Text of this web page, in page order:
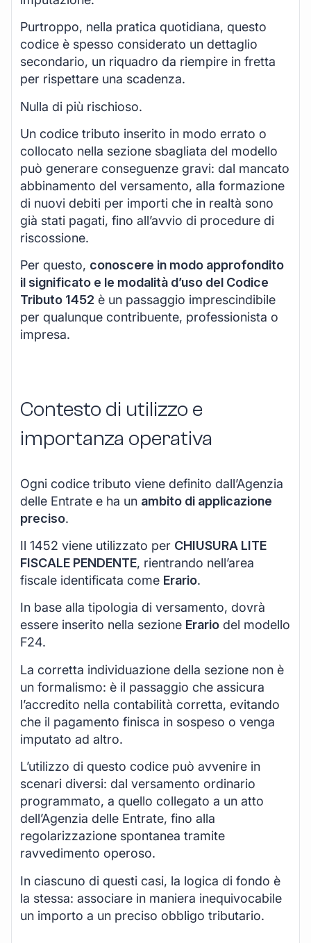
Purtroppo, nella pratica quotidiana, questo
codice è spesso considerato un dettaglio
secondario, un riquadro da riempire in fretta
per rispettare una scadenza.
Nulla di più rischioso.
Un codice tributo inserito in modo errato o
collocato nella sezione sbagliata del modello
può generare conseguenze gravi: dal mancato
abbinamento del versamento, alla formazione
di nuovi debiti per importi che in realtà sono
già stati pagati, fino all’avvio di procedure di
riscossione.
Per questo, conoscere in modo approfondito
il significato e le modalità d’uso del Codice
Tributo 1452 è un passaggio imprescindibile
per qualunque contribuente, professionista o
impresa.
Contesto di utilizzo e
importanza operativa
Ogni codice tributo viene definito dall’Agenzia
delle Entrate e ha un ambito di applicazione
preciso.
Il 1452 viene utilizzato per CHIUSURA LITE
FISCALE PENDENTE, rientrando nell’area
fiscale identificata come Erario.
In base alla tipologia di versamento, dovrà
essere inserito nella sezione Erario del modello
F24.
La corretta individuazione della sezione non è
un formalismo: è il passaggio che assicura
l’accredito nella contabilità corretta, evitando
che il pagamento finisca in sospeso o venga
imputato ad altro.
L’utilizzo di questo codice può avvenire in
scenari diversi: dal versamento ordinario
programmato, a quello collegato a un atto
dell’Agenzia delle Entrate, fino alla
regolarizzazione spontanea tramite
ravvedimento operoso.
In ciascuno di questi casi, la logica di fondo è
la stessa: associare in maniera inequivocabile
un importo a un preciso obbligo tributario.